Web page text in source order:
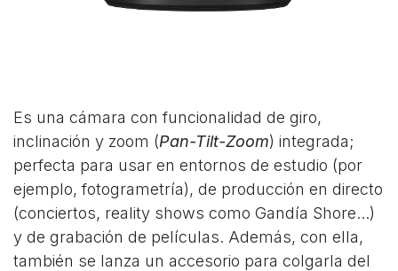
Es una cámara con funcionalidad de giro,
inclinación y zoom (Pan-Tilt-Zoom) integrada;
perfecta para usar en entornos de estudio (por
ejemplo, fotogrametría), de producción en directo
(conciertos, reality shows como Gandía Shore...)
y de grabación de películas. Además, con ella,
también se lanza un accesorio para colgarla del